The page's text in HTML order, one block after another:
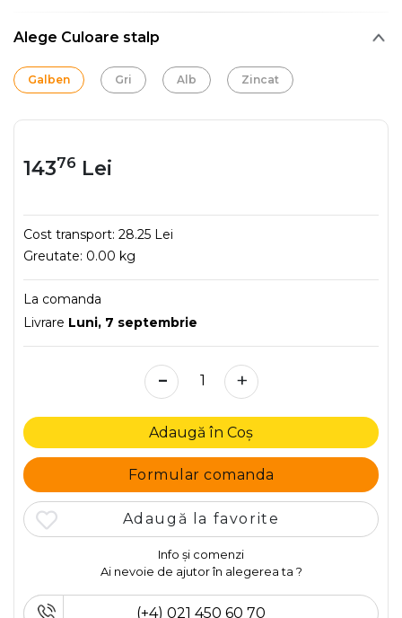
Alege Culoare stalp
Galben Gri Alb Zincat
14376 Lei
Cost transport: 28.25 Lei
Greutate: 0.00 kg
La comanda
Livrare Luni, 7 septembrie
- +
Adaugă în Coș
Formular comanda
Adaugă la favorite
Info și comenzi
Ai nevoie de ajutor în alegerea ta ?
(+4) 021 450 60 70